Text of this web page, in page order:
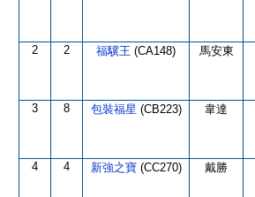
2 2 福驥王 (CA148) 馬安東
3 8 包裝福星 (CB223) 韋達
4 4 新強之寶 (CC270) 戴勝